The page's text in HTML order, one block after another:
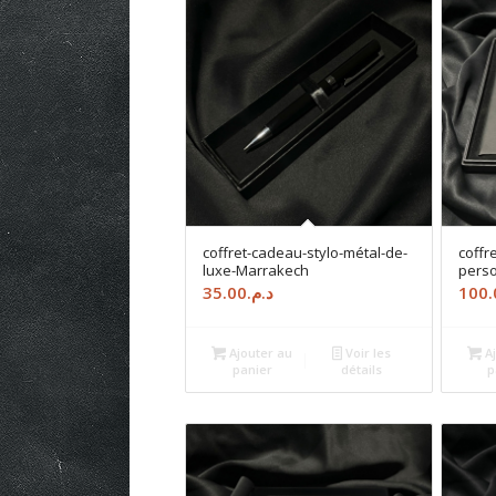
coffret-cadeau-stylo-métal-de-
luxe-Marrakech
د.م.35.00
Ajouter au
panier
Voir les
détails